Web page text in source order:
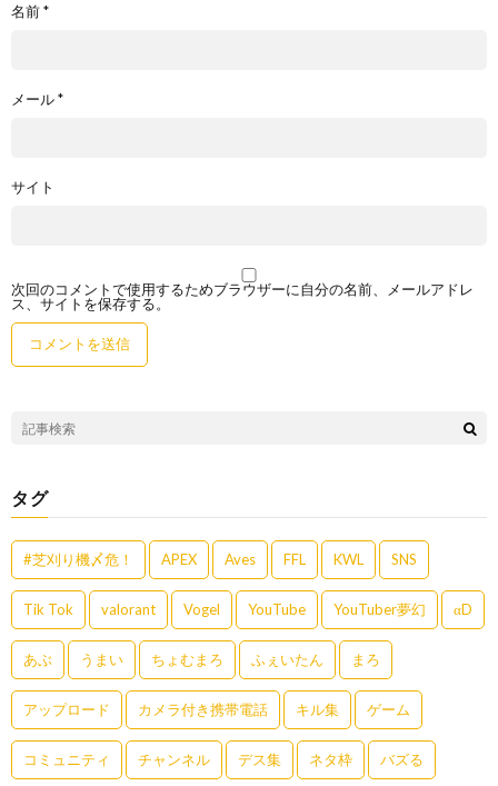
名前*
メール*
サイト
次回のコメントで使用するためブラウザーに自分の名前、メールアドレ
ス、サイトを保存する。
タグ
#芝刈り機〆危！ APEX Aves FFL KWL SNS
Tik Tok valorant Vogel YouTube YouTuber夢幻 αD
あぶ うまい ちょむまろ ふぇいたん まろ
アップロード カメラ付き携帯電話 キル集 ゲーム
コミュニティ チャンネル デス集 ネタ枠 バズる